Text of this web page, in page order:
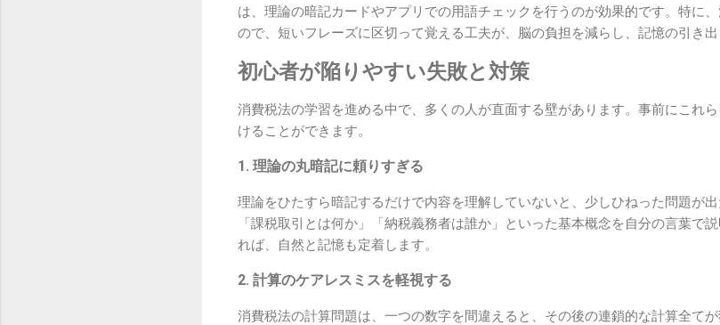
は、理論の暗記カードやアプリでの用語チェックを行うのが効果的です。特に
ので、短いフレーズに区切って覚える工夫が、脳の負担を減らし、記憶の引き出
初心者が陥りやすい失敗と対策
消費税法の学習を進める中で、多くの人が直面する壁があります。事前にこれ
けることができます。
1. 理論の丸暗記に頼りすぎる
理論をひたすら暗記するだけで内容を理解していないと、少しひねった問題が
「課税取引とは何か」「納税義務者は誰か」といった基本概念を自分の言葉で
れば、自然と記憶も定着します。
2. 計算のケアレスミスを軽視する
消費税法の計算問題は、一つの数字を間違えると、その後の連鎖的な計算全て